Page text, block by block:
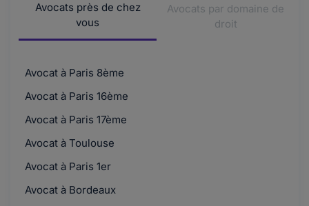
Avocats près de chez
vous
Avocats par domaine de
droit
Avocat à Paris 8ème
Avocat à Paris 16ème
Avocat à Paris 17ème
Avocat à Toulouse
Avocat à Paris 1er
Avocat à Bordeaux